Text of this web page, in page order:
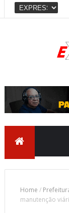
Home /
manutenção